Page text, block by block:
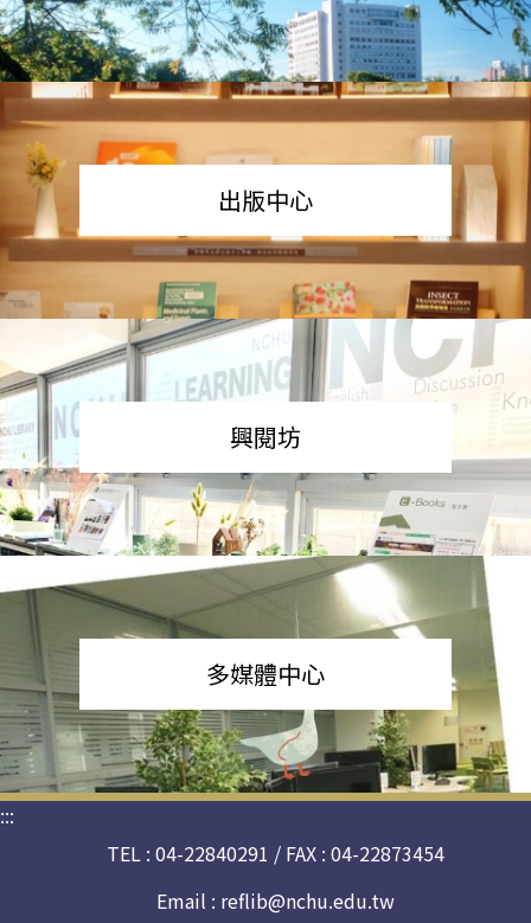
出版中心
興閱坊
多媒體中心
:::
TEL : 04-22840291 / FAX : 04-22873454
Email : reflib@nchu.edu.tw